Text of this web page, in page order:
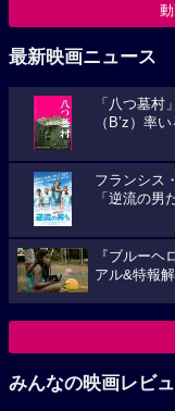
最新映画ニュース
「八つ墓村
（B’z）率
フランシス
「逆流の男
『ブルーヘ
アル&特報
みんなの映画レビ